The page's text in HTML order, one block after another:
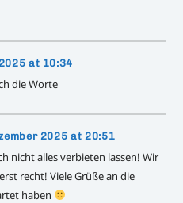
at 10:34
die Worte
2025 at 20:51
nicht alles verbieten lassen! Wir
recht! Viele Grüße an die
haben